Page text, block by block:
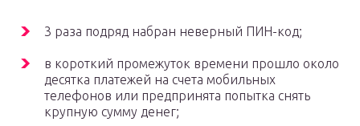
3 раза подряд набран неверный ПИН-код;
в короткий промежуток времени прошло около
десятка платежей на счета мобильных
телефонов или предпринята попытка снять
крупную сумму денег;